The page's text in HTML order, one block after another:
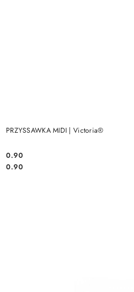
PRZYSSAWKA MIDI | Victoria®
Cena:
0.90
Cena:
0.90